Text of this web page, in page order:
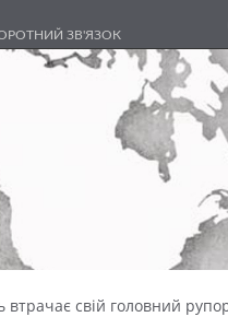
ЗВ'ЯЗОК
втрачає свій головний